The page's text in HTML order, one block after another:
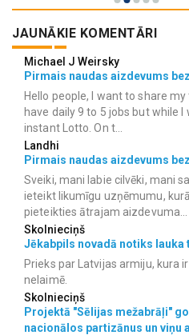
JAUNĀKIE KOMENTĀRI
Michael J Weirsky
Pirmais naudas aizdevums
Hello people, I want to share
have daily 9 to 5 jobs but while
instant Lotto. On t...
Landhi
Pirmais naudas aizdevums
Sveiki, mani labie cilvēki, mani
ieteikt likumīgu uzņēmumu,
pieteikties ātrajam aizdevuma...
Skolnieciņš
Jēkabpils novadā notiks
Prieks par Latvijas armiju, kura
nelaimē.
Skolnieciņš
Projektā "Sēlijas mežabrāļi"
nacionālos partizānus un viņu